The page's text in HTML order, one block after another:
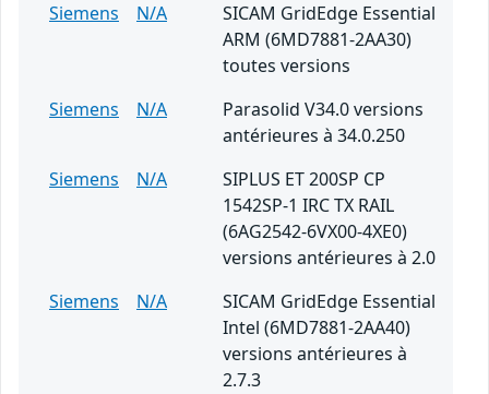
Siemens
N/A
SICAM GridEdge Essential
ARM (6MD7881-2AA30)
toutes versions
Siemens
N/A
Parasolid V34.0 versions
antérieures à 34.0.250
Siemens
N/A
SIPLUS ET 200SP CP
1542SP-1 IRC TX RAIL
(6AG2542-6VX00-4XE0)
versions antérieures à 2.0
Siemens
N/A
SICAM GridEdge Essential
Intel (6MD7881-2AA40)
versions antérieures à
2.7.3